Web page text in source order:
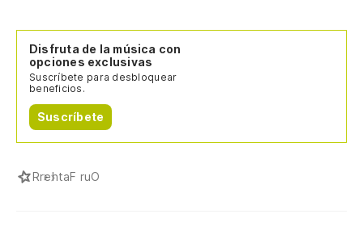
Disfruta de la música con
opciones exclusivas
Suscríbete para desbloquear
beneficios.
Suscríbete
RrehtaF ruO